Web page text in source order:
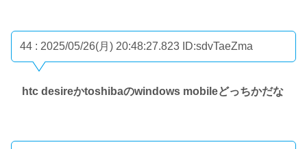
44 : 2025/05/26(月) 20:48:27.823 ID:sdvTaeZma
htc desireかtoshibaのwindows mobileどっちかだな